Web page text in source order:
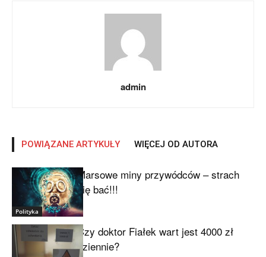
admin
POWIĄZANE ARTYKUŁY WIĘCEJ OD AUTORA
Polityka
Marsowe miny przywódców – strach
się bać!!!
Czy doktor Fiałek wart jest 4000 zł
dziennie?